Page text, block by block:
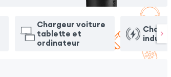
Chargeur voiture
tablette et
ordinateur